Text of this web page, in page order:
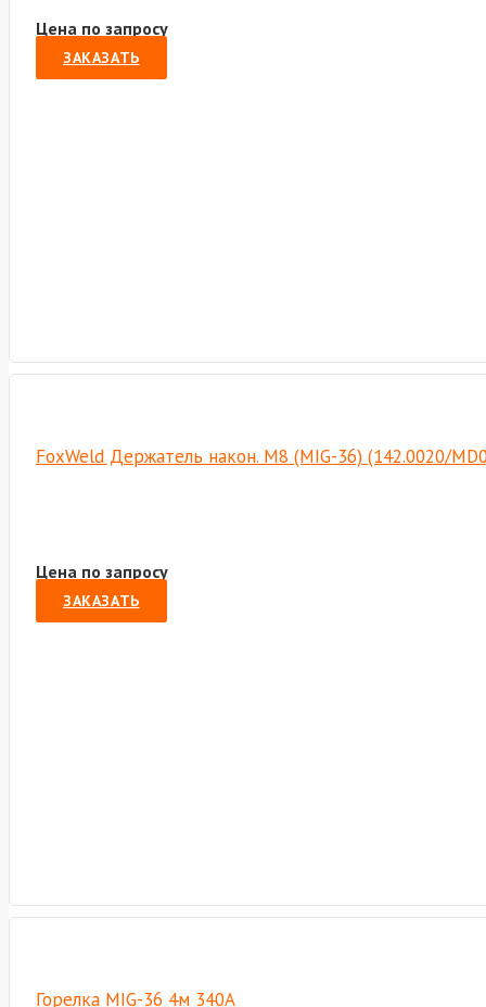
Цена по запросу
ЗАКАЗАТЬ
FoxWeld Держатель након. M8 (MIG-36) (142.0020/
Цена по запросу
ЗАКАЗАТЬ
Горелка MIG-36 4м 340А